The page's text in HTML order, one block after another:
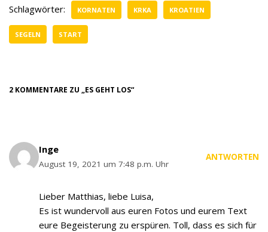
Schlagwörter: KORNATEN KRKA KROATIEN
SEGELN START
2 KOMMENTARE ZU „ES GEHT LOS“
Inge
August 19, 2021 um 7:48 p.m. Uhr
ANTWORTEN
Lieber Matthias, liebe Luisa,
Es ist wundervoll aus euren Fotos und eurem Text
eure Begeisterung zu erspüren. Toll, dass es sich für